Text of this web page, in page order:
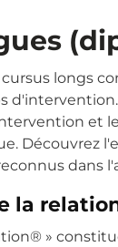
longs
et
Découvrez
dans
la
»